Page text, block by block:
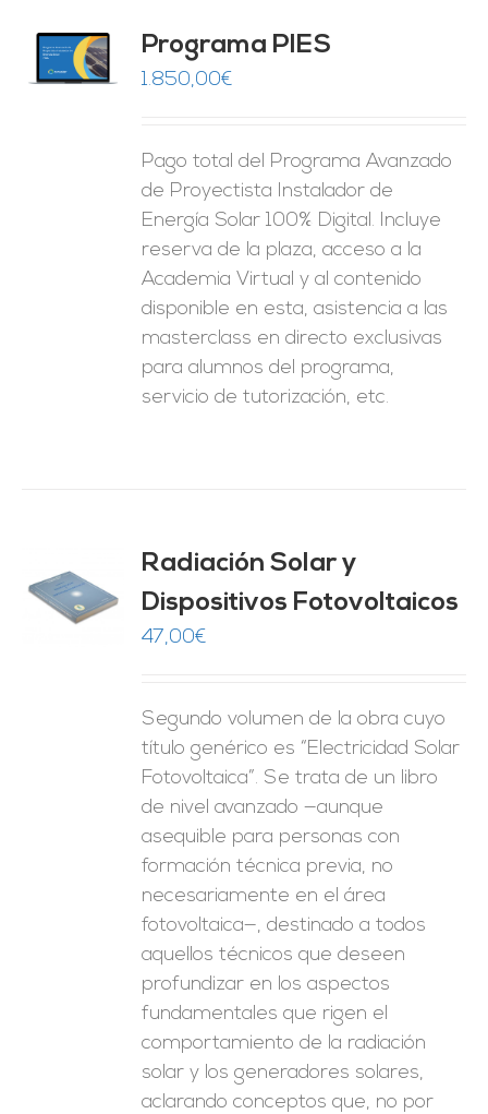
Programa PIES
1.850,00€
Pago total del Programa Avanzado
de Proyectista Instalador de
Energía Solar 100% Digital. Incluye
reserva de la plaza, acceso a la
Academia Virtual y al contenido
disponible en esta, asistencia a las
masterclass en directo exclusivas
para alumnos del programa,
servicio de tutorización, etc.
Radiación Solar y
Dispositivos Fotovoltaicos
47,00€
Segundo volumen de la obra cuyo
título genérico es “Electricidad Solar
Fotovoltaica”. Se trata de un libro
de nivel avanzado —aunque
asequible para personas con
formación técnica previa, no
necesariamente en el área
fotovoltaica—, destinado a todos
aquellos técnicos que deseen
profundizar en los aspectos
fundamentales que rigen el
comportamiento de la radiación
solar y los generadores solares,
aclarando conceptos que, no por